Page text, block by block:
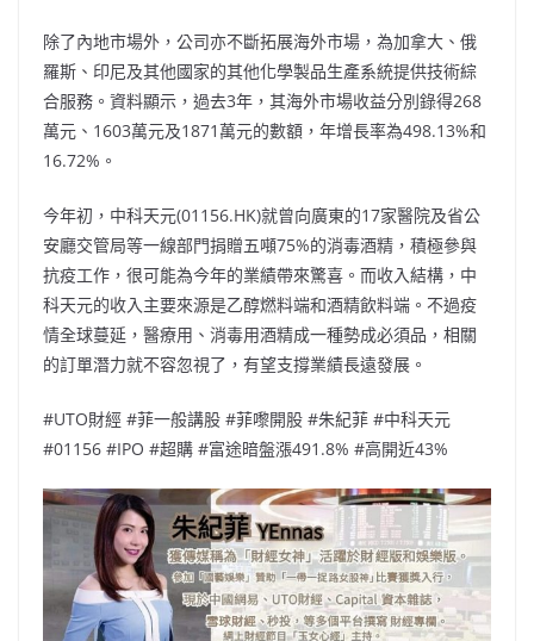
除了內地市場外，公司亦不斷拓展海外市場，為加拿大、俄
羅斯、印尼及其他國家的其他化學製品生產系統提供技術綜
合服務。資料顯示，過去3年，其海外市場收益分別錄得268
萬元、1603萬元及1871萬元的數額，年增長率為498.13%和
16.72%。
今年初，中科天元(01156.HK)就曾向廣東的17家醫院及省公
安廳交管局等一線部門捐贈五噸75%的消毒酒精，積極參與
抗疫工作，很可能為今年的業績帶來驚喜。而收入結構，中
科天元的收入主要來源是乙醇燃料端和酒精飲料端。不過疫
情全球蔓延，醫療用、消毒用酒精成一種勢成必須品，相關
的訂單潛力就不容忽視了，有望支撐業績長遠發展。
#UTO財經 #菲一般講股 #菲嚟開股 #朱紀菲 #中科天元
#01156 #IPO #超購 #富途暗盤漲491.8% #高開近43%